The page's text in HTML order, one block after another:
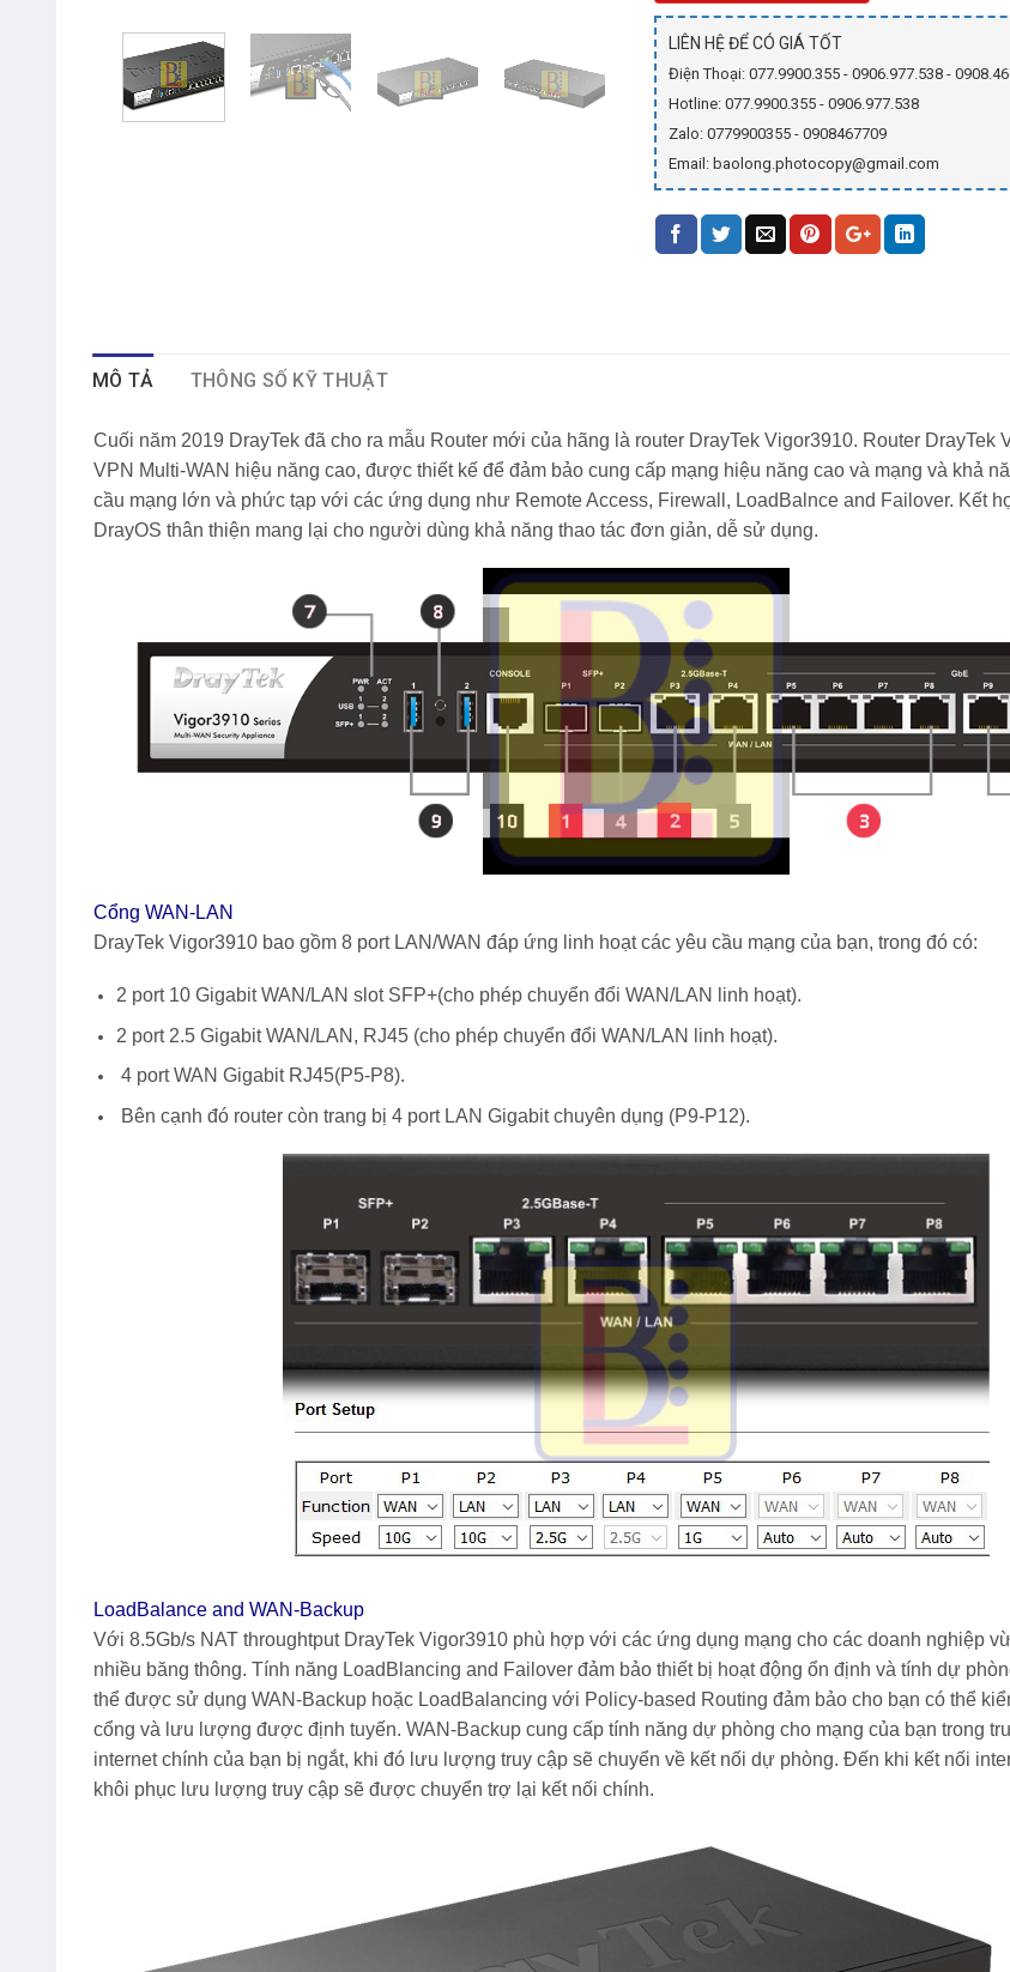
LIÊN HỆ ĐỂ CÓ GIÁ TỐT
Điện Thoại: 077.9900.355 - 0906.977.538 -
Hotline: 077.9900.355 - 0906.977.538
Zalo: 0779900355 - 0908467709
Email: baolong.photocopy@gmail.com
MÔ TẢ THÔNG SỐ KỸ THUẬT
Cuối năm 2019 DrayTek đã cho ra mẫu Router mới của hãng là router DrayTek Vigor3910. Router DrayTek
VPN Multi-WAN hiệu năng cao, được thiết kế để đảm bảo cung cấp mạng hiệu năng cao và mạng và khả
cầu mạng lớn và phức tạp với các ứng dụng như Remote Access, Firewall, LoadBalnce and Failover. Kết
DrayOS thân thiện mang lại cho người dùng khả năng thao tác đơn giản, dễ sử dụng.
Cổng WAN-LAN
DrayTek Vigor3910 bao gồm 8 port LAN/WAN đáp ứng linh hoạt các yêu cầu mạng của bạn, trong đó có:
2 port 10 Gigabit WAN/LAN slot SFP+(cho phép chuyển đổi WAN/LAN linh hoạt).
2 port 2.5 Gigabit WAN/LAN, RJ45 (cho phép chuyển đổi WAN/LAN linh hoạt).
4 port WAN Gigabit RJ45(P5-P8).
Bên cạnh đó router còn trang bị 4 port LAN Gigabit chuyên dụng (P9-P12).
LoadBalance and WAN-Backup
Với 8.5Gb/s NAT throughtput DrayTek Vigor3910 phù hợp với các ứng dụng mạng cho các doanh nghiệp
nhiều băng thông. Tính năng LoadBlancing and Failover đảm bảo thiết bị hoạt động ổn định và tính dự
thể được sử dụng WAN-Backup hoặc LoadBalancing với Policy-based Routing đảm bảo cho bạn có thể
cổng và lưu lượng được định tuyến. WAN-Backup cung cấp tính năng dự phòng cho mạng của bạn trong
internet chính của bạn bị ngắt, khi đó lưu lượng truy cập sẽ chuyển về kết nối dự phòng. Đến khi kết nối
khôi phục lưu lượng truy cập sẽ được chuyển trợ lại kết nối chính.